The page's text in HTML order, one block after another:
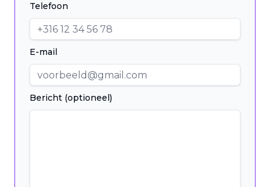
Telefoon
E-mail
Bericht (optioneel)